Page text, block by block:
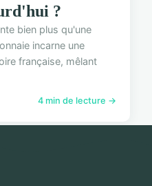
?
bien plus qu'une
incarne une
française, mêlant
4 min de lecture →